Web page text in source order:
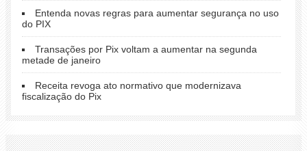
Entenda novas regras para aumentar segurança no uso
do PIX
Transações por Pix voltam a aumentar na segunda
metade de janeiro
Receita revoga ato normativo que modernizava
fiscalização do Pix